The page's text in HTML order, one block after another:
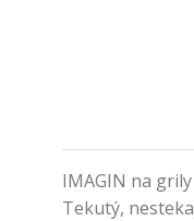
IMAGIN na
Tekutý,